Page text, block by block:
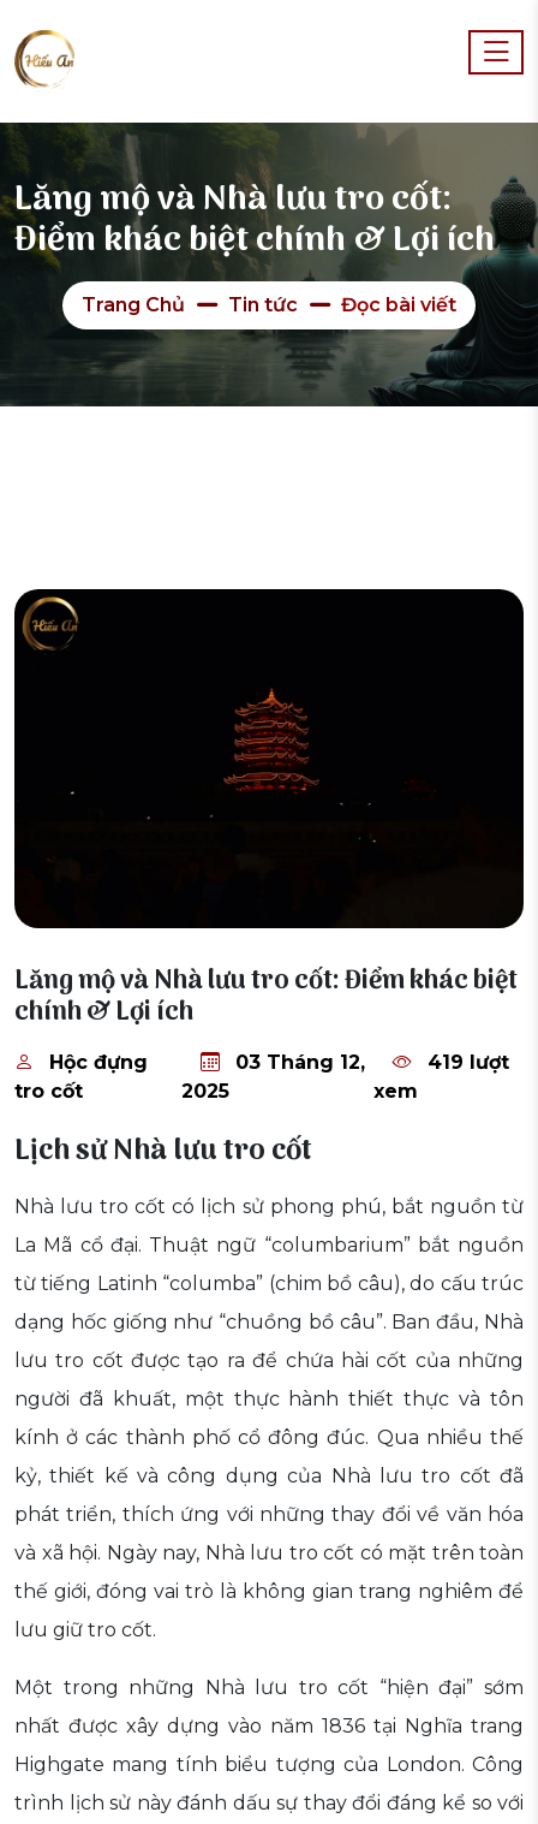
Lăng mộ và Nhà lưu tro cốt:
Điểm khác biệt chính & Lợi ích
Trang Chủ Tin tức Đọc bài viết
Lăng mộ và Nhà lưu tro cốt: Điểm khác biệt
chính & Lợi ích
Hộc đựng
tro cốt
03 Tháng 12,
2025
419 lượt
xem
Lịch sử Nhà lưu tro cốt
Nhà lưu tro cốt có lịch sử phong phú, bắt nguồn từ
La Mã cổ đại. Thuật ngữ “columbarium” bắt nguồn
từ tiếng Latinh “columba” (chim bồ câu), do cấu trúc
dạng hốc giống như “chuồng bồ câu”. Ban đầu, Nhà
lưu tro cốt được tạo ra để chứa hài cốt của những
người đã khuất, một thực hành thiết thực và tôn
kính ở các thành phố cổ đông đúc. Qua nhiều thế
kỷ, thiết kế và công dụng của Nhà lưu tro cốt đã
phát triển, thích ứng với những thay đổi về văn hóa
và xã hội. Ngày nay, Nhà lưu tro cốt có mặt trên toàn
thế giới, đóng vai trò là không gian trang nghiêm để
lưu giữ tro cốt.
Một trong những Nhà lưu tro cốt “hiện đại” sớm
nhất được xây dựng vào năm 1836 tại Nghĩa trang
Highgate mang tính biểu tượng của London. Công
trình lịch sử này đánh dấu sự thay đổi đáng kể so với